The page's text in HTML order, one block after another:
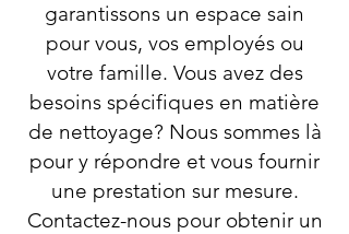
garantissons un espace sain
pour vous, vos employés ou
votre famille. Vous avez des
besoins spécifiques en matière
de nettoyage? Nous sommes là
pour y répondre et vous fournir
une prestation sur mesure.
Contactez-nous pour obtenir un